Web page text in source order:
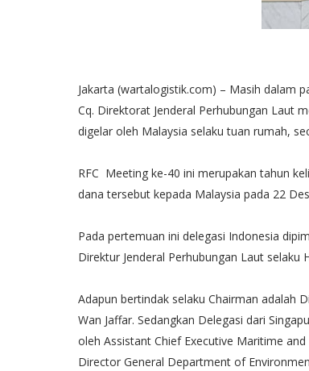
Jakarta (wartalogistik.com) – Masih dalam
Cq. Direktorat Jenderal Perhubungan Laut
digelar oleh Malaysia selaku tuan rumah,
RFC Meeting ke-40 ini merupakan tahun
dana tersebut kepada Malaysia pada 22
Pada pertemuan ini delegasi Indonesia
Direktur Jenderal Perhubungan Laut selaku
Adapun bertindak selaku Chairman adalah
Wan Jaffar. Sedangkan Delegasi dari
oleh Assistant Chief Executive Maritime
Director General Department of